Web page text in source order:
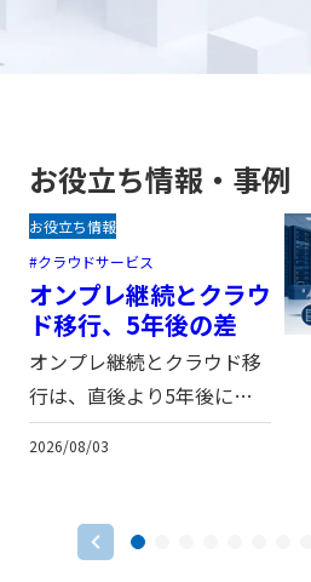
お役立ち情報・事例
お役立ち情報
クラウドサービス
オンプレ継続とクラウ
ド移行、5年後の差
オンプレ継続とクラウド移
行は、直後より5年後に差
が出ます。運用、コスト、
柔軟性、人材、保守の観点
いる会社や移行前の判断基
準を分かりやすく解説しま
2026/08/03